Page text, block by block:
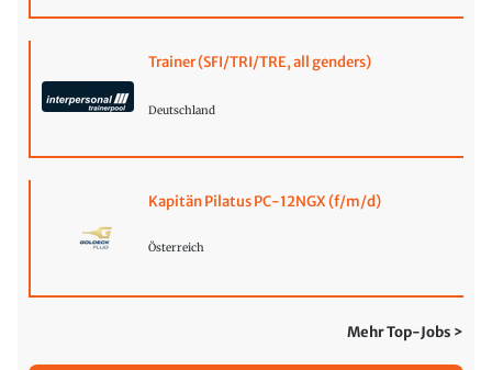
Trainer (SFI/TRI/TRE, all genders)
Deutschland
Kapitän Pilatus PC-12NGX (f/m/d)
Österreich
Mehr Top-Jobs >